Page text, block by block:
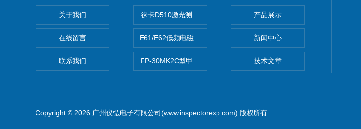
关于我们
在线留言
联系我们
徕卡D510激光测距仪
E61/E62低频电磁场强度分析仪
FP-30MK2C型甲醛检测仪
产品展示
新闻中心
技术文章
Copyright © 2026 广州仪弘电子有限公司(www.inspectorexp.com) 版权所有